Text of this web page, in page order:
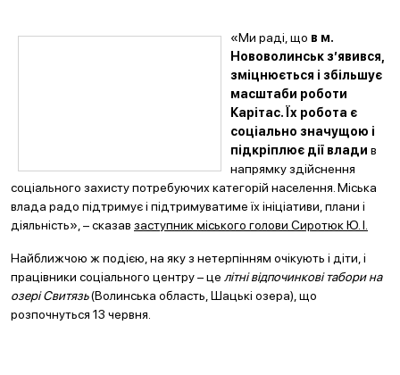
«Ми раді, що в м.
Нововолинськ з’явився,
зміцнюється і збільшує
масштаби роботи
Карітас. Їх робота є
соціально значущою і
підкріплює дії влади в
напрямку здійснення
соціального захисту потребуючих категорій населення. Міська
влада радо підтримує і підтримуватиме їх ініціативи, плани і
діяльність», – сказав заступник міського голови Сиротюк Ю. І.
Найближчою ж подією, на яку з нетерпінням очікують і діти, і
працівники соціального центру – це літні відпочинкові табори на
озері Свитязь(Волинська область, Шацькі озера), що
розпочнуться 13 червня.